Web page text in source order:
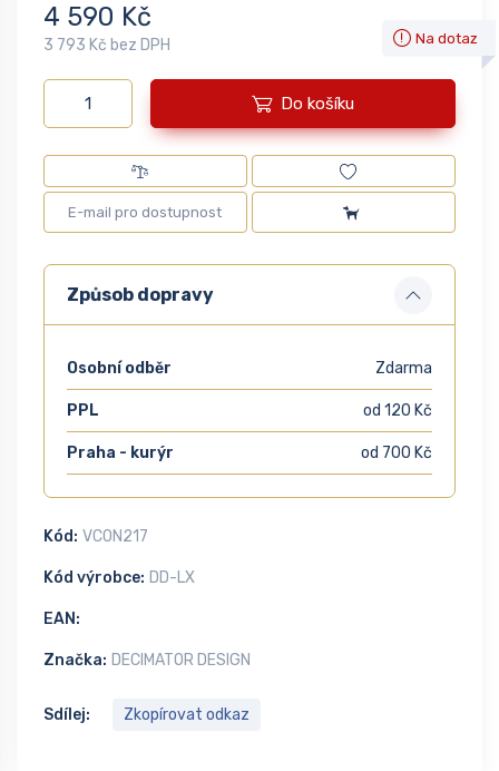
4 590 Kč
3 793 Kč bez DPH Na dotaz
Do košíku
Způsob dopravy
Osobní odběr Zdarma
PPL od 120 Kč
Praha - kurýr od 700 Kč
Kód: VCON217
Kód výrobce: DD-LX
EAN:
Značka: DECIMATOR DESIGN
Sdílej: Zkopírovat odkaz